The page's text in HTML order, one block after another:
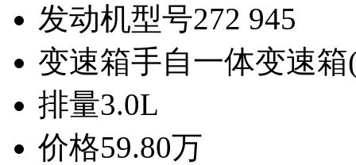
发动机型号272 945
变速箱手自一体变速箱
排量3.0L
价格59.80万